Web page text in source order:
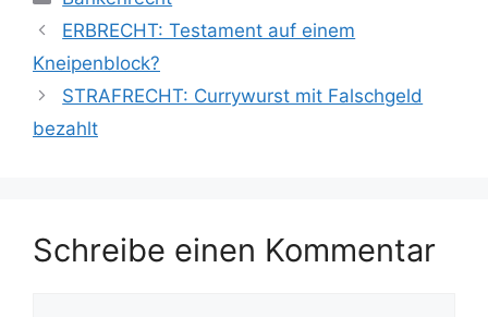
ERBRECHT: Testament auf einem
Kneipenblock?
STRAFRECHT: Currywurst mit Falschgeld
bezahlt
Schreibe einen Kommentar